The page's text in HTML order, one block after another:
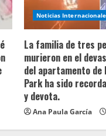
Noticias
La familia de tres
murieron en el
del apartamento de
Park ha sido
y devota.
Ana Paula García